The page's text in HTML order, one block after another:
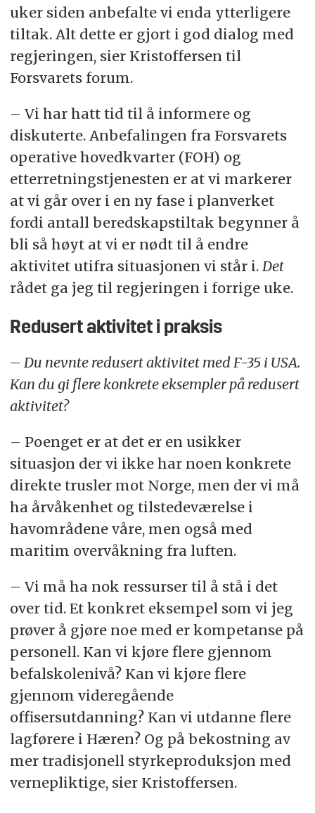
uker siden anbefalte vi enda ytterligere
tiltak. Alt dette er gjort i god dialog med
regjeringen, sier Kristoffersen til
Forsvarets forum.
– Vi har hatt tid til å informere og
diskuterte. Anbefalingen fra Forsvarets
operative hovedkvarter (FOH) og
etterretningstjenesten er at vi markerer
at vi går over i en ny fase i planverket
fordi antall beredskapstiltak begynner å
bli så høyt at vi er nødt til å endre
aktivitet utifra situasjonen vi står i. Det
rådet ga jeg til regjeringen i forrige uke.
Redusert aktivitet i praksis
– Du nevnte redusert aktivitet med F-35 i USA.
Kan du gi flere konkrete eksempler på redusert
aktivitet?
– Poenget er at det er en usikker
situasjon der vi ikke har noen konkrete
direkte trusler mot Norge, men der vi må
ha årvåkenhet og tilstedeværelse i
havområdene våre, men også med
maritim overvåkning fra luften.
– Vi må ha nok ressurser til å stå i det
over tid. Et konkret eksempel som vi jeg
prøver å gjøre noe med er kompetanse på
personell. Kan vi kjøre flere gjennom
befalskolenivå? Kan vi kjøre flere
gjennom videregående
offisersutdanning? Kan vi utdanne flere
lagførere i Hæren? Og på bekostning av
mer tradisjonell styrkeproduksjon med
vernepliktige, sier Kristoffersen.